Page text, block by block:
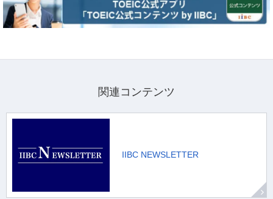
関連コンテンツ
IIBC NEWSLETTER